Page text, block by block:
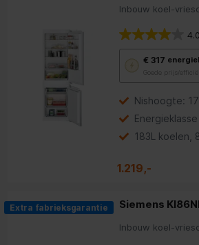
Inbouw koel-
4.0
€ 317
Goede prijs/
Youreko’s
voor
Nishoogte:
Energieklasse
183L koelen,
1.219,-
Extra fabrieksgarantie Siemens
Inbouw koel-